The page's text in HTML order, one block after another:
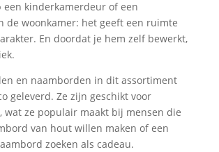
een kinderkamerdeur of een
de woonkamer: het geeft een ruimte
En doordat je hem zelf bewerkt,
en naamborden in dit assortiment
geleverd. Ze zijn geschikt voor
wat ze populair maakt bij mensen die
van hout willen maken of een
zoeken als cadeau.